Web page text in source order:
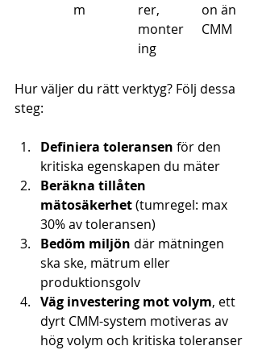
m
rer,
monter
ing
on än
CMM
Hur väljer du rätt verktyg? Följ dessa
steg:
Definiera toleransen för den
kritiska egenskapen du mäter
Beräkna tillåten
mätosäkerhet (tumregel: max
30% av toleransen)
Bedöm miljön där mätningen
ska ske, mätrum eller
produktionsgolv
Väg investering mot volym, ett
dyrt CMM-system motiveras av
hög volym och kritiska toleranser